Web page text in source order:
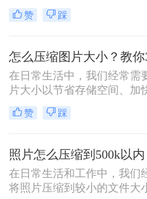
限、网页上传被拒、本地存
不同压缩方法在压缩率、画
可能导致图片模糊到无法使
压缩后体积几乎没变。
赞 踩
在日常生活中，我们经常需
片大小以节省存储空间、加
载速度或方便文件传输。那
缩图片大小呢？本文将介绍
片压缩。
赞 踩
在日常生活和工作中，我们
将照片压缩到较小的文件大